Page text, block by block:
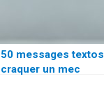
50 messages
craquer un mec